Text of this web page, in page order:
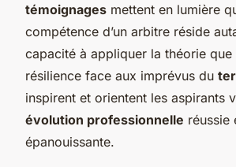
témoignages mettent en lumière
compétence d’un arbitre réside
capacité à appliquer la théorie que
résilience face aux imprévus du
inspirent et orientent les aspirants
évolution professionnelle réussie
épanouissante.